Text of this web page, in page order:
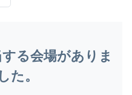
る会場がありま
た。